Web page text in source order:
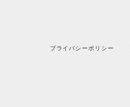
プライバシーポリシー